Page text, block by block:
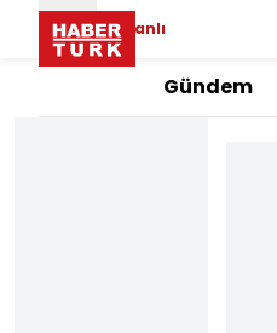
Canlı
Gündem